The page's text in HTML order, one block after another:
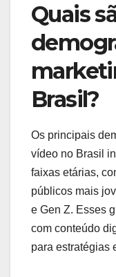
Quais
Brasil?
Os principais
vídeo no Brasil
faixas etárias,
públicos mais
e Gen Z. Esses
com conteúdo
para estratégias